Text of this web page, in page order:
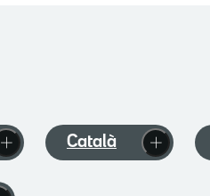
Català